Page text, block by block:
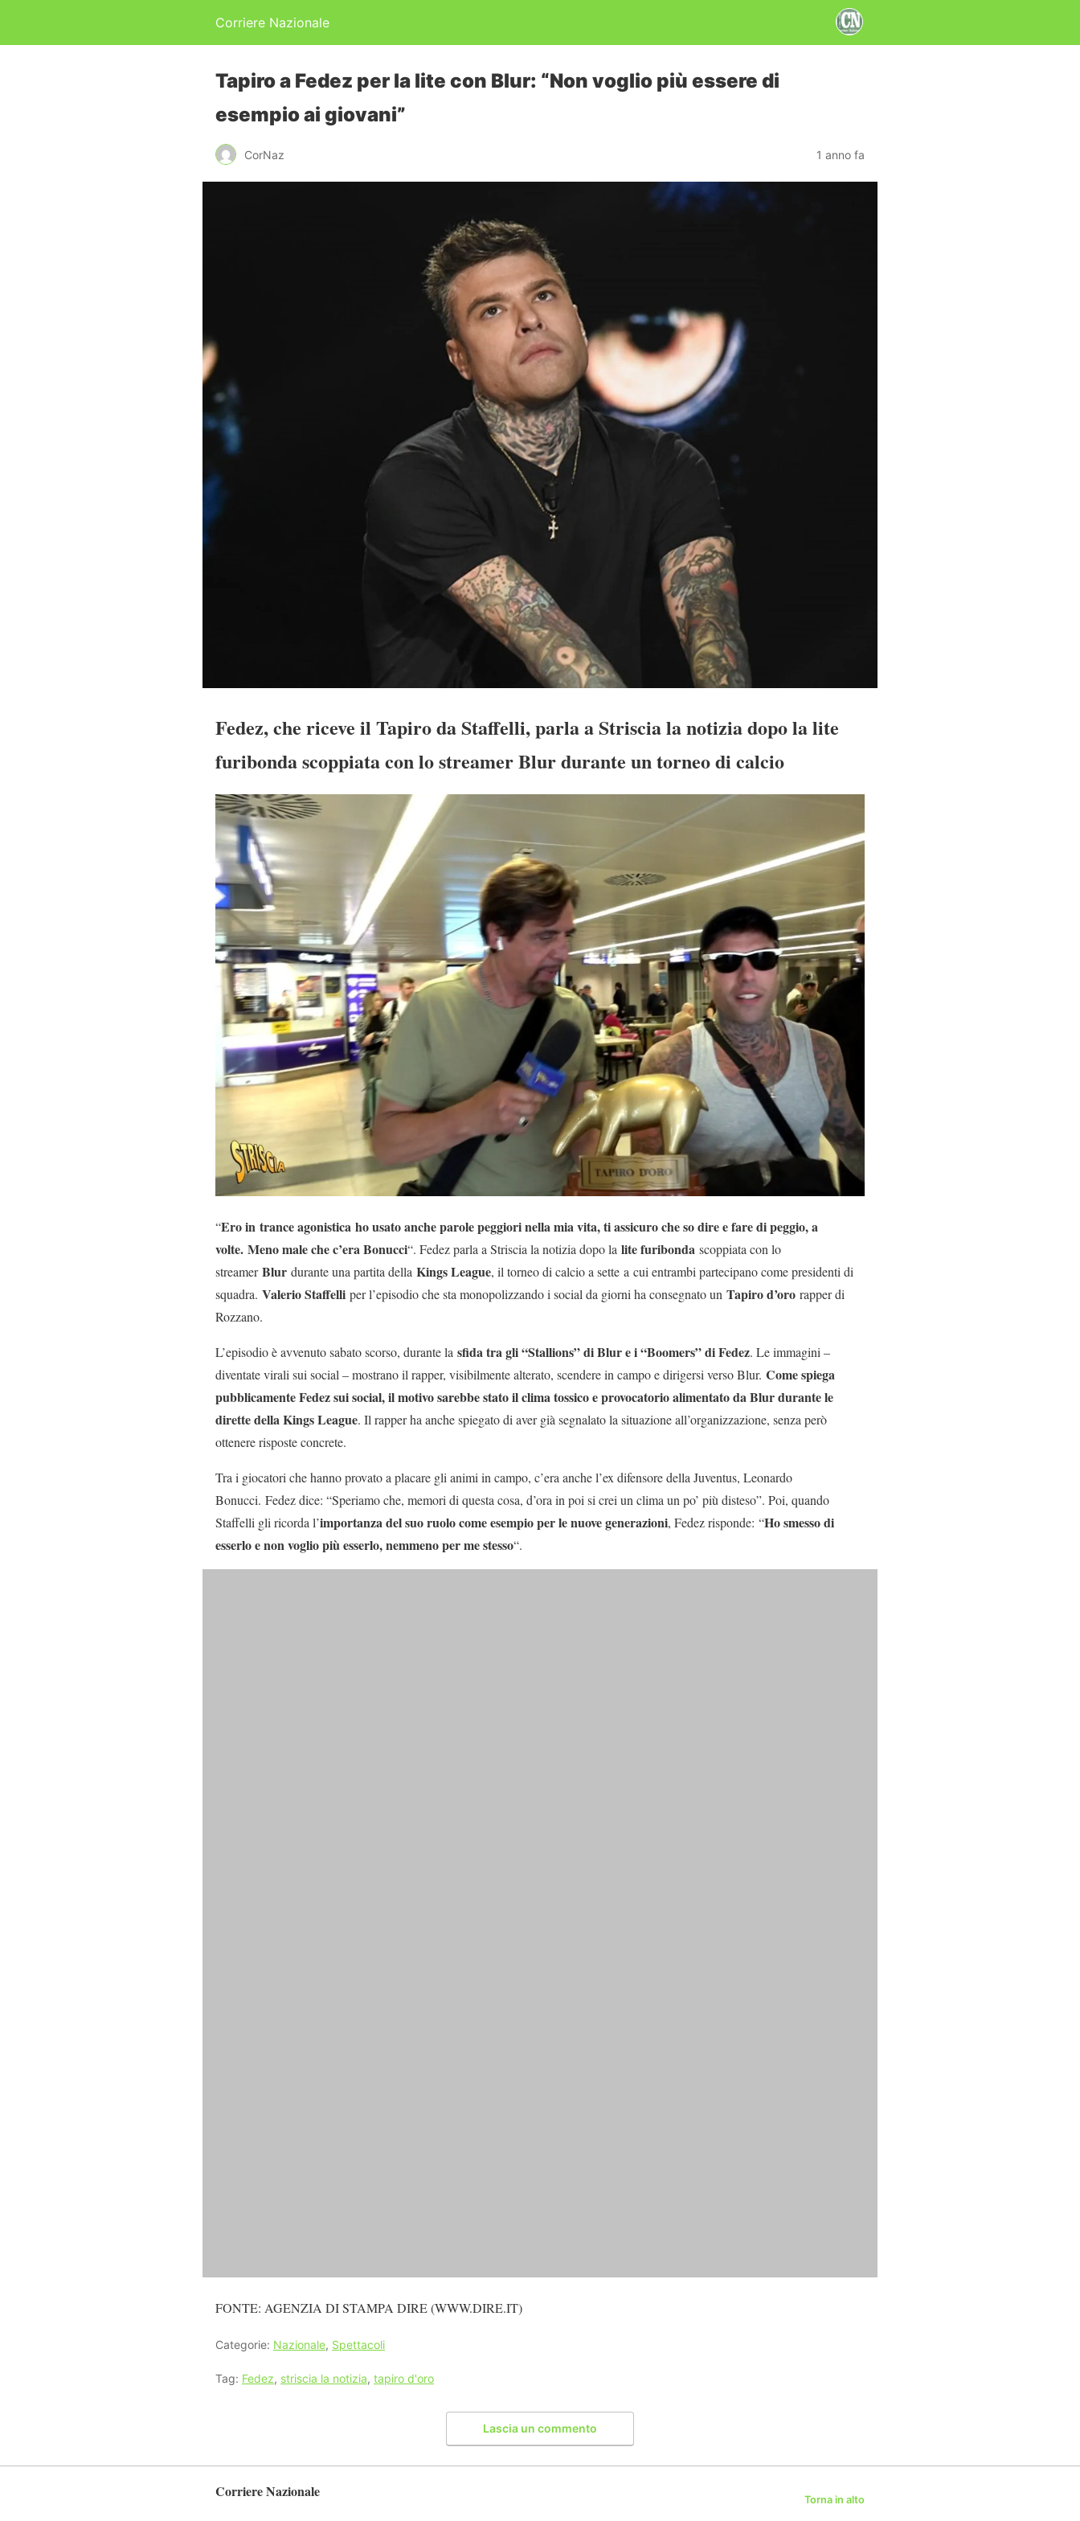
Corriere Nazionale
Tapiro a Fedez per la lite con Blur: “Non voglio più essere di
esempio ai giovani”
CorNaz 1 anno fa
Fedez, che riceve il Tapiro da Staffelli, parla a Striscia la notizia dopo la lite
furibonda scoppiata con lo streamer Blur durante un torneo di calcio
“Ero in trance agonistica ho usato anche parole peggiori nella mia vita, ti assicuro che so dire e fare di peggio, a
volte. Meno male che c’era Bonucci“. Fedez parla a Striscia la notizia dopo la lite furibonda scoppiata con lo
streamerBlur durante una partita della Kings League, il torneo di calcio a sette a cui entrambi partecipano come presidenti di
squadra. Valerio Staffelli per l’episodio che sta monopolizzando i social da giorni ha consegnato un Tapiro d’oro rapper di
Rozzano.
L’episodio è avvenuto sabato scorso, durante la sfida tra gli “Stallions” di Blur e i “Boomers” di Fedez. Le immagini –
diventate virali sui social – mostrano il rapper, visibilmente alterato, scendere in campo e dirigersi verso Blur. Come spiega
pubblicamente Fedez sui social, il motivo sarebbe stato il clima tossico e provocatorio alimentato da Blur durante le
dirette della Kings League. Il rapper ha anche spiegato di aver già segnalato la situazione all’organizzazione, senza però
ottenere risposte concrete.
Tra i giocatori che hanno provato a placare gli animi in campo, c’era anche l’ex difensore della Juventus, Leonardo
Bonucci. Fedez dice: “Speriamo che, memori di questa cosa, d’ora in poi si crei un clima un po’ più disteso”. Poi, quando
Staffelli gli ricorda l’importanza del suo ruolo come esempio per le nuove generazioni, Fedez risponde: “Ho smesso di
esserlo e non voglio più esserlo, nemmeno per me stesso“.
FONTE: AGENZIA DI STAMPA DIRE (WWW.DIRE.IT)
Categorie: Nazionale, Spettacoli
Tag: Fedez, striscia la notizia, tapiro d'oro
Lascia un commento
Corriere Nazionale Torna in alto